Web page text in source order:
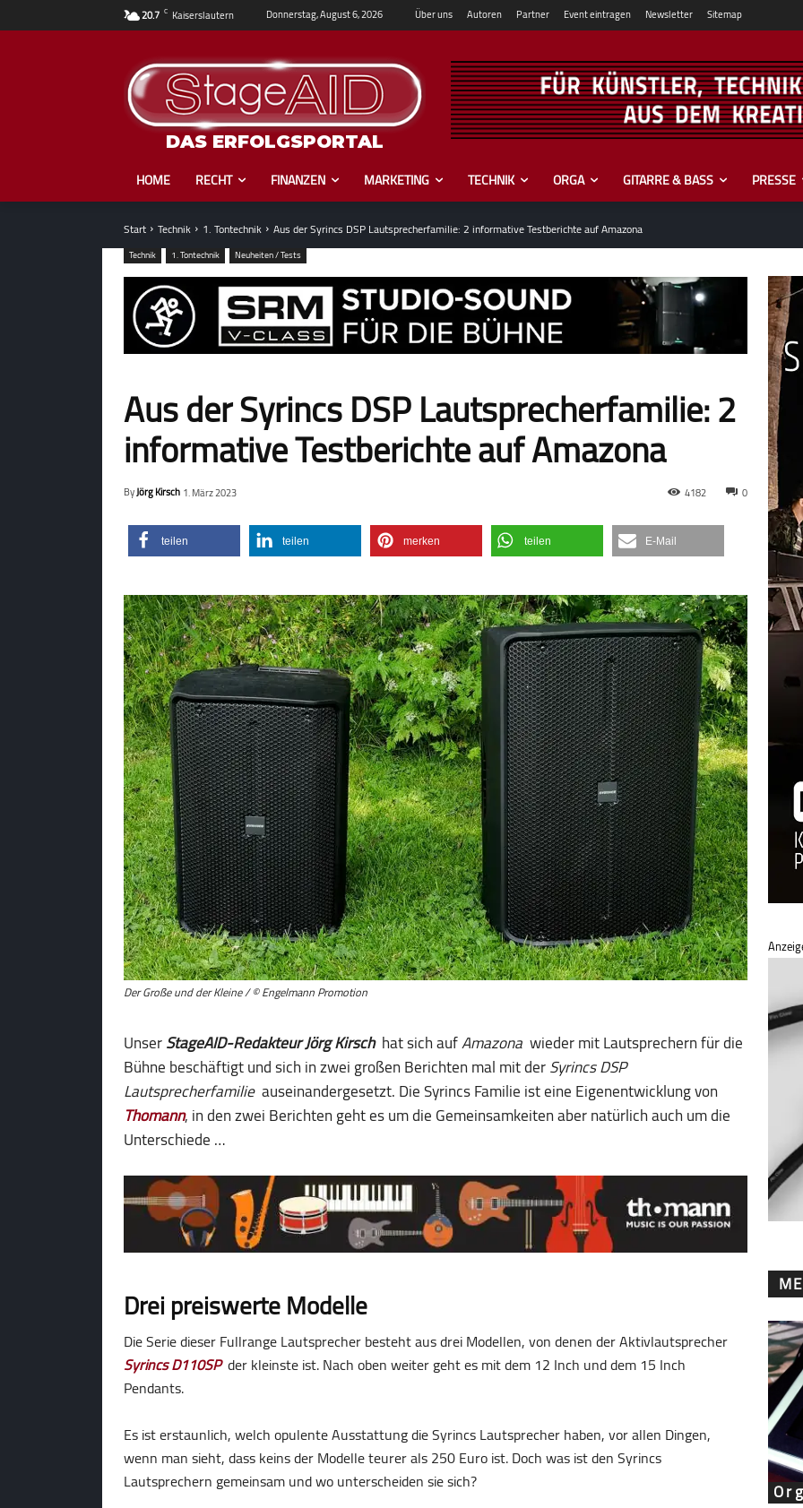
20.7 C Kaiserslautern Donnerstag, August 6, 2026 Über uns Autoren Partner Event eintragen Newsletter Sitemap
DAS ERFOLGSPORTAL
HOME RECHT FINANZEN MARKETING TECHNIK ORGA GITARRE & BASS PRESSE
Start Technik 1. Tontechnik Aus der Syrincs DSP Lautsprecherfamilie: 2 informative Testberichte auf Amazona
Technik 1. Tontechnik Neuheiten / Tests
Aus der Syrincs DSP Lautsprecherfamilie: 2
informative Testberichte auf Amazona
ByJörg Kirsch 1. März 2023 0
4182
teilen teilen merken teilen E-Mail
Der Große und der Kleine / © Engelmann Promotion
UnserStageAID-Redakteur Jörg Kirschhat sich aufAmazona wieder mit Lautsprechern für die
Bühne beschäftigt und sich in zwei großen Berichten mal mit derSyrincs DSP
Lautsprecherfamilieauseinandergesetzt. Die Syrincs Familie ist eine Eigenentwicklung von
Thomann, in den zwei Berichten geht es um die Gemeinsamkeiten aber natürlich auch um die
Unterschiede …
Drei preiswerte Modelle
Die Serie dieser Fullrange Lautsprecher besteht aus drei Modellen, von denen der Aktivlautsprecher
Syrincs D110SPder kleinste ist. Nach oben weiter geht es mit dem 12 Inch und dem 15 Inch
Pendants.
Es ist erstaunlich, welch opulente Ausstattung die Syrincs Lautsprecher haben, vor allen Dingen,
wenn man sieht, dass keins der Modelle teurer als 250 Euro ist. Doch was ist den Syrincs
Lautsprechern gemeinsam und wo unterscheiden sie sich?